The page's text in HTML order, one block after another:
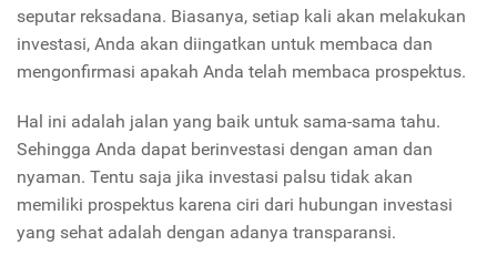
seputar reksadana. Biasanya, setiap kali akan melakukan
investasi, Anda akan diingatkan untuk membaca dan
mengonfirmasi apakah Anda telah membaca prospektus.
Hal ini adalah jalan yang baik untuk sama-sama tahu.
Sehingga Anda dapat berinvestasi dengan aman dan
nyaman. Tentu saja jika investasi palsu tidak akan
memiliki prospektus karena ciri dari hubungan investasi
yang sehat adalah dengan adanya transparansi.